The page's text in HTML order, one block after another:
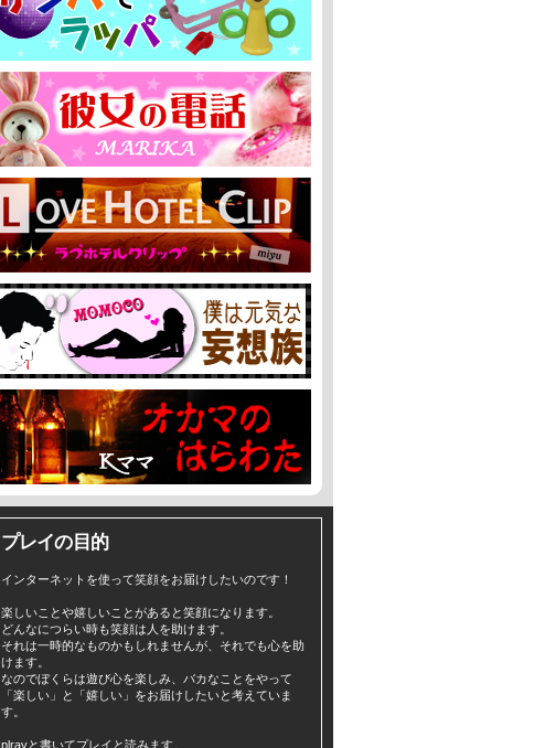
プレイの目的
インターネットを使って笑顔をお届けしたいのです！
楽しいことや嬉しいことがあると笑顔になります。
どんなにつらい時も笑顔は人を助けます。
それは一時的なものかもしれませんが、それでも心を助
けます。
なのでぼくらは遊び心を楽しみ、バカなことをやって
「楽しい」と「嬉しい」をお届けしたいと考えていま
す。
plrayと書いてプレイと読みます。